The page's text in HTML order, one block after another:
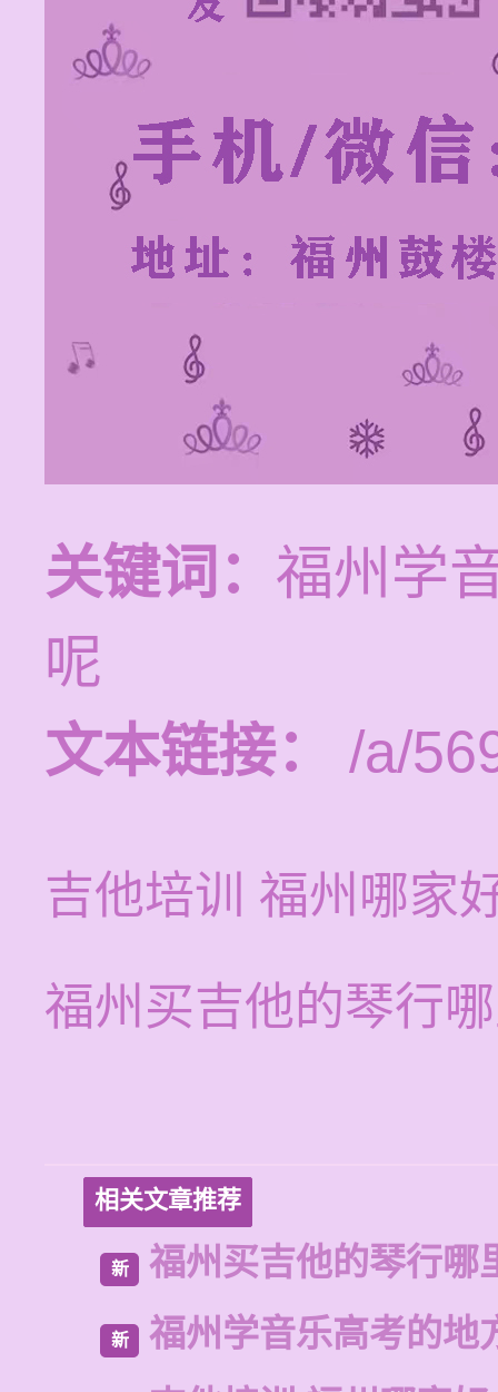
关键词： 福州学
呢
文本链接：
/a/
吉他培训 福州哪家
福州买吉他的琴行
相关文章推荐
新 福州买吉他的琴行哪
新
福州学音乐高考的地